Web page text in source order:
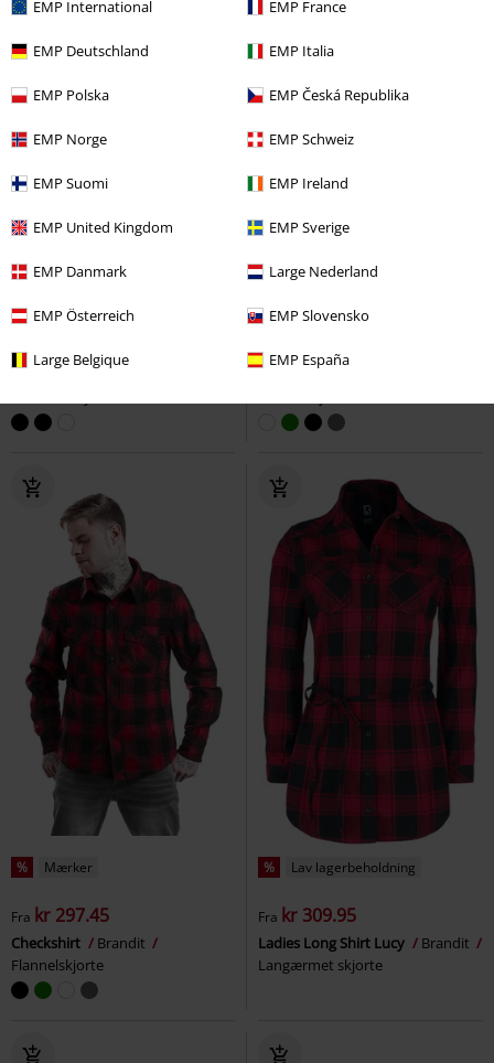
EMP International EMP France
EMP Deutschland EMP Italia
EMP Polska EMP Česká Republika
EMP Norge EMP Schweiz
EMP Suomi EMP Ireland
EMP United Kingdom EMP Sverige
EMP Danmark Large Nederland
EMP Österreich EMP Slovensko
Large Belgique EMP España
Fra
Amy Flannel Checkshirt
Fra
Checkshirt
% Mærker
Fra kr 297.45
Checkshirt
Brandit
Flannelskjorte
% Lav lagerbeholdning
Fra kr 309.95
Ladies Long Shirt Lucy
Brandit
Langærmet skjorte